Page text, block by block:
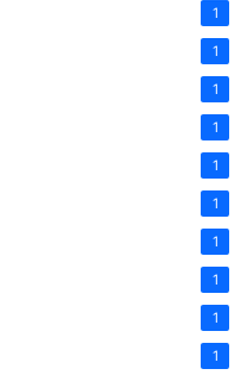
1
1
1
1
1
1
1
1
1
1